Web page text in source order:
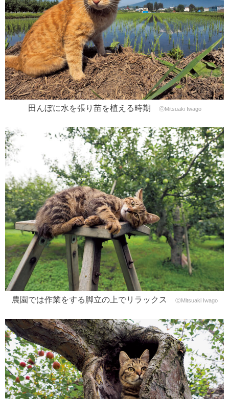
田んぼに水を張り苗を植える時期 ⓒMitsuaki Iwago
農園では作業をする脚立の上でリラックス ⓒMitsuaki Iwago